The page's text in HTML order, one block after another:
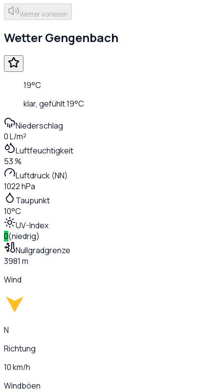
Wetter vorlesen
WetterGengenbach
19°C
klar, gefühlt19°C
Niederschlag
0 L/m²
Luftfeuchtigkeit
53 %
Luftdruck (NN)
1022 hPa
Taupunkt
10°C
UV-Index
0(niedrig)
Nullgradgrenze
3981 m
Wind
N
Richtung
10 km/h
Windböen